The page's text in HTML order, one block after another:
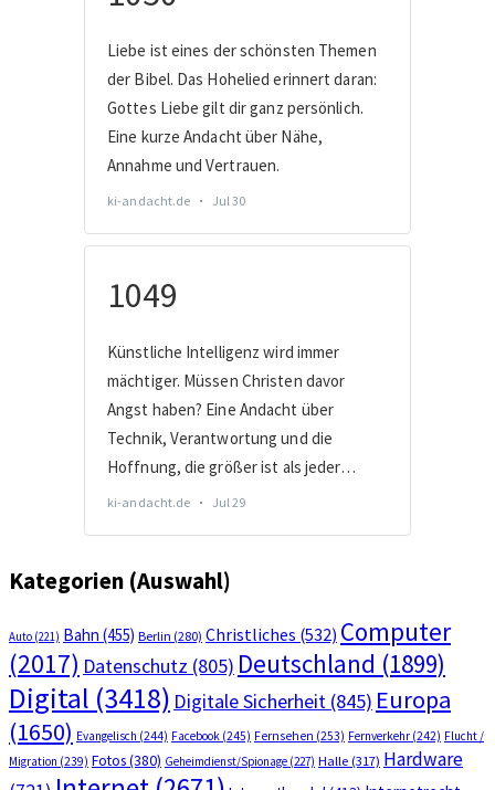
Kategorien (Auswahl)
Auto (221) Bahn (455) Berlin (280) Christliches (532) Computer
(2017) Datenschutz (805) Deutschland (1899)
Digital (3418) Digitale Sicherheit (845) Europa
(1650) Evangelisch (244) Facebook (245) Fernsehen (253) Fernverkehr (242) Flucht /
Migration (239) Fotos(380) Geheimdienst/Spionage (227) Halle(317) Hardware